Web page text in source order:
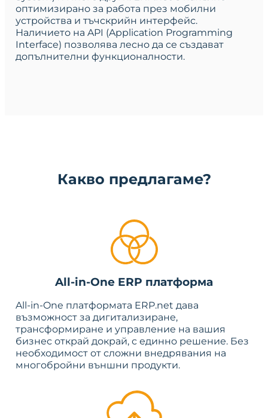
оптимизирано за работа през мобилни
устройства и тъчскрийн интерфейс.
Наличието на API (Application Programming
Interface) позволява лесно да се създават
допълнителни функционалности.
Какво предлагаме?
All-in-One ERP платформа
All-in-One платформата ERP.net дава
възможност за дигитализиране,
трансформиране и управление на вашия
бизнес открай докрай, с единно решение. Без
необходимост от сложни внедрявания на
многобройни външни продукти.